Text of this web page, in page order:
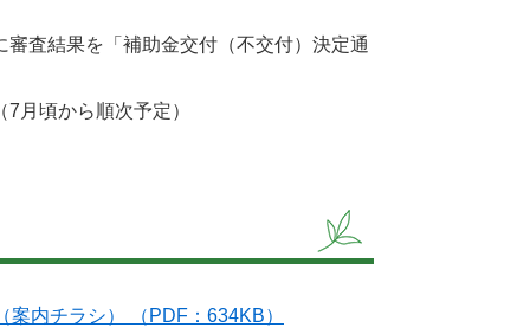
査結果を「補助金交付（不交付）決定通
月頃から順次予定）
内チラシ） （PDF：634KB）